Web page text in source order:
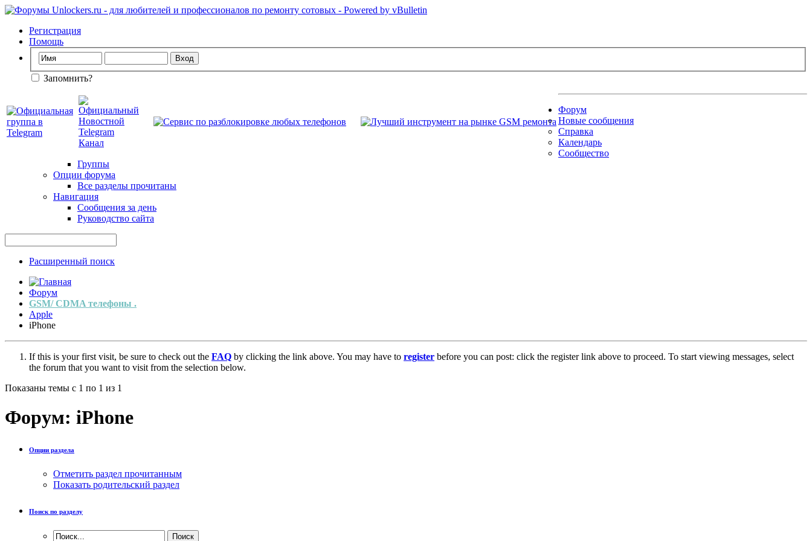
Регистрация
Помощь
Запомнить?
Форум
Новые сообщения
Справка
Календарь
Сообщество
Группы
Опции форума
Все разделы прочитаны
Навигация
Сообщения за день
Руководство сайта
Расширенный поиск
Форум
GSM/ CDMA телефоны .
Apple
iPhone
If this is your first visit, be sure to check out the FAQ by clicking the link above. You may have to register before you can post: click the register link above to proceed. To start viewing messages, select
the forum that you want to visit from the selection below.
Показаны темы с 1 по 1 из 1
Форум: iPhone
Опции раздела
Отметить раздел прочитанным
Показать родительский раздел
Поиск по разделу